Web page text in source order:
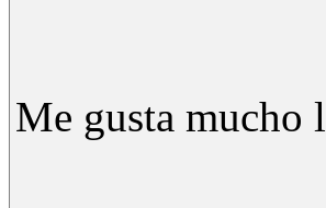
Me gusta mucho